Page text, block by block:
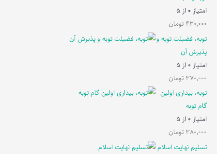
امتیاز 0 از 5
430,000 تومان
توبه، فضیلت توبه و
پذیرش آن
امتیاز 0 از 5
370,000 تومان
توبه، بیداری اولین
گام توبه
امتیاز 0 از 5
380,000 تومان
تسلیم نهایت اسلام